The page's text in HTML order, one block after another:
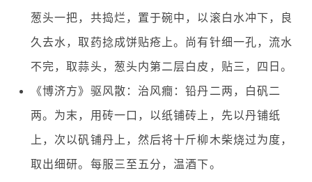
葱头一把，共捣烂，置于碗中，以滚白水冲下，良
久去水，取药捻成饼贴疮上。尚有针细一孔，流水
不完，取蒜头，葱头内第二层白皮，贴三，四日。
《博济方》驱风散：治风癎：铅丹二两，白矾二
两。为末，用砖一口，以纸铺砖上，先以丹铺纸
上，次以矾铺丹上，然后将十斤柳木柴烧过为度，
取出细研。每服三至五分，温酒下。